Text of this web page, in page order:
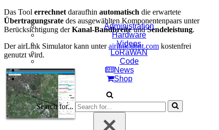
Administration
Hardware
Videos
LoRaWAN
Code
News
Shop
Search for...
Das Tool errechnet daraufhin automatisch die erwartete
Übertragungsrate des ausgewählten Komponentenpaars unter
Berücksichtigung derKanal-BandbreiteundSendeleistung.
Der airLink Simulator kann unterairlink.ubnt.com kostenfrei
genutzt wird.